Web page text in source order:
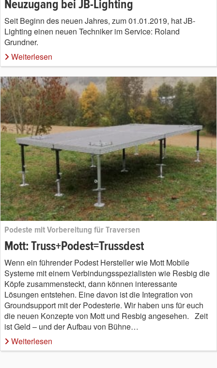
Neuzugang bei JB-Lighting
Seit Beginn des neuen Jahres, zum 01.01.2019, hat JB-
Lighting einen neuen Techniker im Service: Roland
Grundner.
Weiterlesen
Podeste mit Vorbereitung für Traversen
Mott: Truss+Podest=Trussdest
Wenn ein führender Podest Hersteller wie Mott Mobile
Systeme mit einem Verbindungsspezialisten wie Resbig die
Köpfe zusammensteckt, dann können interessante
Lösungen entstehen. Eine davon ist die Integration von
Groundsupport mit der Podesterie. Wir haben uns für euch
die neuen Konzepte von Mott und Resbig angesehen. Zeit
ist Geld – und der Aufbau von Bühne…
Weiterlesen